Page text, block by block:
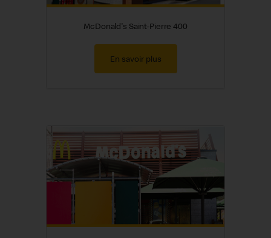
McDonald's Saint-Pierre 400
En savoir plus